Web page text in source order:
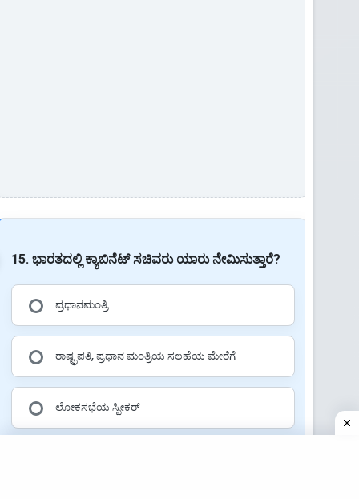
15. ಭಾರತದಲ್ಲಿ ಕ್ಯಾಬಿನೆಟ್ ಸಚಿವರು ಯಾರು ನೇಮಿಸುತ್ತಾರೆ?
ಪ್ರಧಾನಮಂತ್ರಿ
ರಾಷ್ಟ್ರಪತಿ, ಪ್ರಧಾನ ಮಂತ್ರಿಯ ಸಲಹೆಯ ಮೇರೆಗೆ
ಲೋಕಸಭೆಯ ಸ್ಪೀಕರ್